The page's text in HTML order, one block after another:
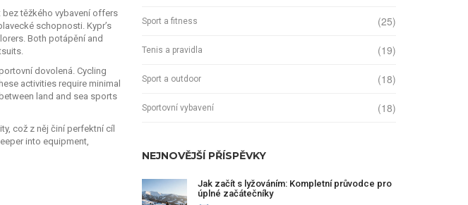
těžkého vybavení offers
schopnosti. Kypr’s
Both potápění and
dovolená. Cycling
activities require minimal
land and sea sports
což z něj činí perfektní cíl
into equipment,
Sport a fitness (25)
Tenis a pravidla (19)
Sport a outdoor (18)
Sportovní vybavení (18)
NEJNOVĚJŠÍ PŘÍSPĚVKY
Jak začít s lyžováním: Kompletní průvodce pro
úplné začátečníky